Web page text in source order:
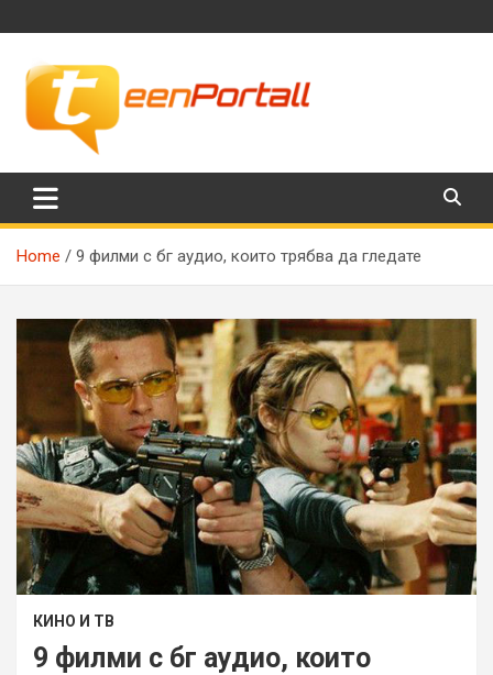
to
TeenPortall
Home 9 филми с бг аудио, които трябва да гледате
КИНО И ТВ
9 филми с бг аудио, които